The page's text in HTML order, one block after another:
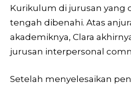
Kurikulum di jurusan yang
tengah dibenahi. Atas
akademiknya, Clara
jurusan interpersonal
Setelah menyelesaikan